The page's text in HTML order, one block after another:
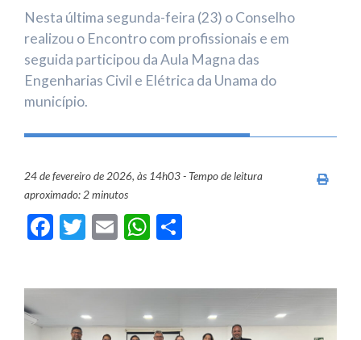
Nesta última segunda-feira (23) o Conselho
realizou o Encontro com profissionais e em
seguida participou da Aula Magna das
Engenharias Civil e Elétrica da Unama do
município.
24 de fevereiro de 2026, às 14h03 - Tempo de leitura
aproximado: 2 minutos
Facebook
Twitter
EmailWhatsApp